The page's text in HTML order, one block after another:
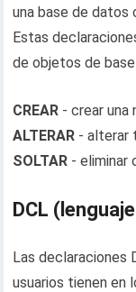
una base de datos
Estas
de objetos de
CREAR - crear una
ALTERAR - alterar
SOLTAR - eliminar
DCL
Las declaraciones
usuarios tienen en